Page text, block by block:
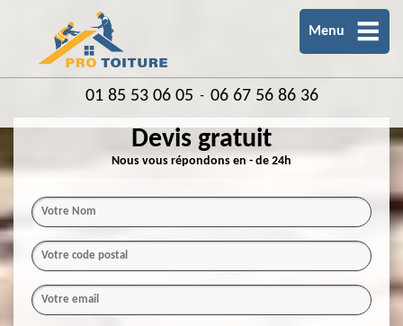
Menu
01 85 53 06 05 - 06 67 56 86 36
Devis gratuit
Nous vous répondons en - de 24h